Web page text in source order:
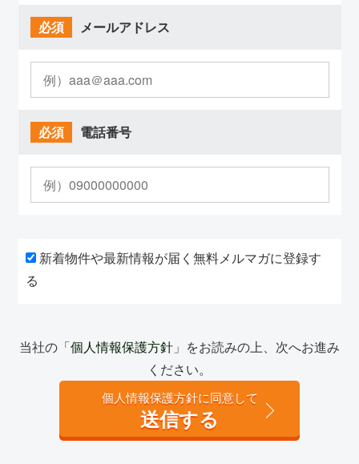
必須 メールアドレス
必須 電話番号
新着物件や最新情報が届く無料メルマガに登録す
る
当社の「個人情報保護方針 」をお読みの上、次へお進み
ください。
個人情報保護方針に同意して
送信する